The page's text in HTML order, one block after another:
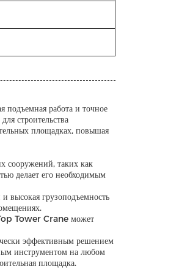
подъемная работа и точное
строительства
площадках, повышая
сооружений, таких как
делает его необходимым
высокая грузоподъемность
Top Tower Crane может
эффективным решением
инструментом на любом
площадка.